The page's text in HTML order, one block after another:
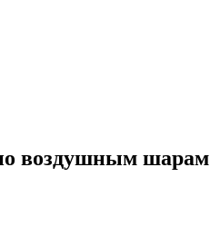
воздушным шарам